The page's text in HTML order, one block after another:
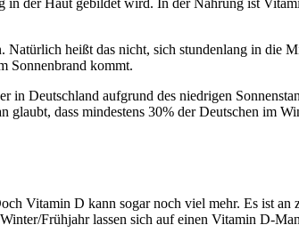
heißt das nicht, sich stundenlang in die
Sonnenbrand kommt.
Deutschland aufgrund des niedrigen
dass mindestens 30% der Deutschen im
Vitamin D kann sogar noch viel mehr. Es ist an
Frühjahr lassen sich auf einen Vitamin D-